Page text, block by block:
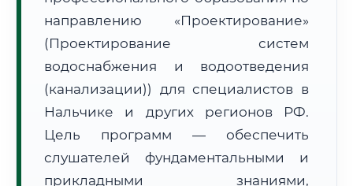
Расчет логистики оригиналов:
• Экспресс-доставка СДЭК / Почтой:
4–6 рабочих дней
направлению «Проектирование»
(Проектирование систем
водоснабжения и водоотведения
(канализации)) для специалистов в
Нальчике и других регионов РФ.
Цель программ — обеспечить
слушателей фундаментальными и
прикладными знаниями,